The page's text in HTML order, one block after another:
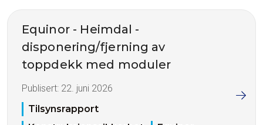
Equinor - Heimdal -
disponering/fjerning av
toppdekk med moduler
Publisert: 22. juni 2026
Tilsynsrapport